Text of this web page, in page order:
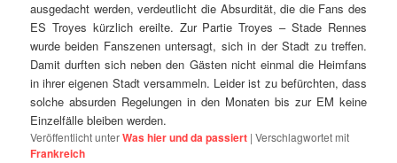
ausgedacht werden, verdeutlicht die Absurdität, die die Fans des
ES Troyes kürzlich ereilte. Zur Partie Troyes – Stade Rennes
wurde beiden Fanszenen untersagt, sich in der Stadt zu treffen.
Damit durften sich neben den Gästen nicht einmal die Heimfans
in ihrer eigenen Stadt versammeln. Leider ist zu befürchten, dass
solche absurden Regelungen in den Monaten bis zur EM keine
Einzelfälle bleiben werden.
Veröffentlicht unterWas hier und da passiert |Verschlagwortet mit
Frankreich